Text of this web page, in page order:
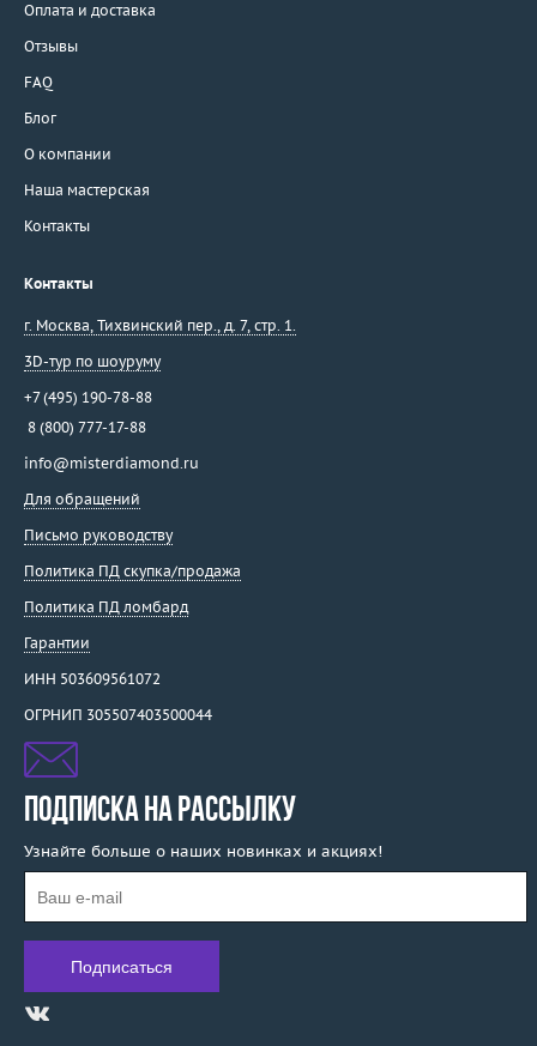
Оплата и доставка
Отзывы
FAQ
Блог
О компании
Наша мастерская
Контакты
Контакты
г. Москва, Тихвинский пер., д. 7, стр. 1.
3D-тур по шоуруму
+7 (495) 190-78-88
8 (800) 777-17-88
info@misterdiamond.ru
Для обращений
Письмо руководству
Политика ПД скупка/продажа
Политика ПД ломбард
Гарантии
ИНН 503609561072
ОГРНИП 305507403500044
ПОДПИСКА НА РАССЫЛКУ
Узнайте больше о наших новинках и акциях!